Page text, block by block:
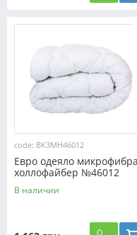
code: BK3MH46012
Евро одеяло
холлофайбер №46012
В наличии